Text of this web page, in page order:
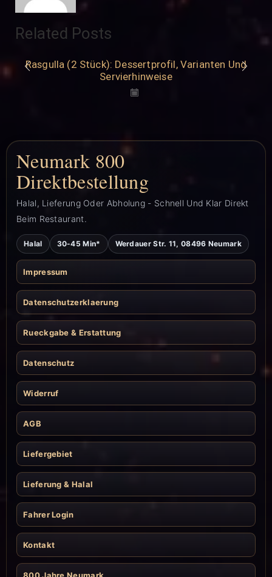
Related Posts
Rasgulla (2 Stück): Dessertprofil, Varianten Und
Servierhinweise
Neumark 800
Direktbestellung
Halal, Lieferung Oder Abholung - Schnell Und Klar Direkt
Beim Restaurant.
Halal 30-45 Min* Werdauer Str. 11, 08496 Neumark
Impressum
Datenschutzerklaerung
Rueckgabe & Erstattung
Datenschutz
Widerruf
AGB
Liefergebiet
Lieferung & Halal
Fahrer Login
Kontakt